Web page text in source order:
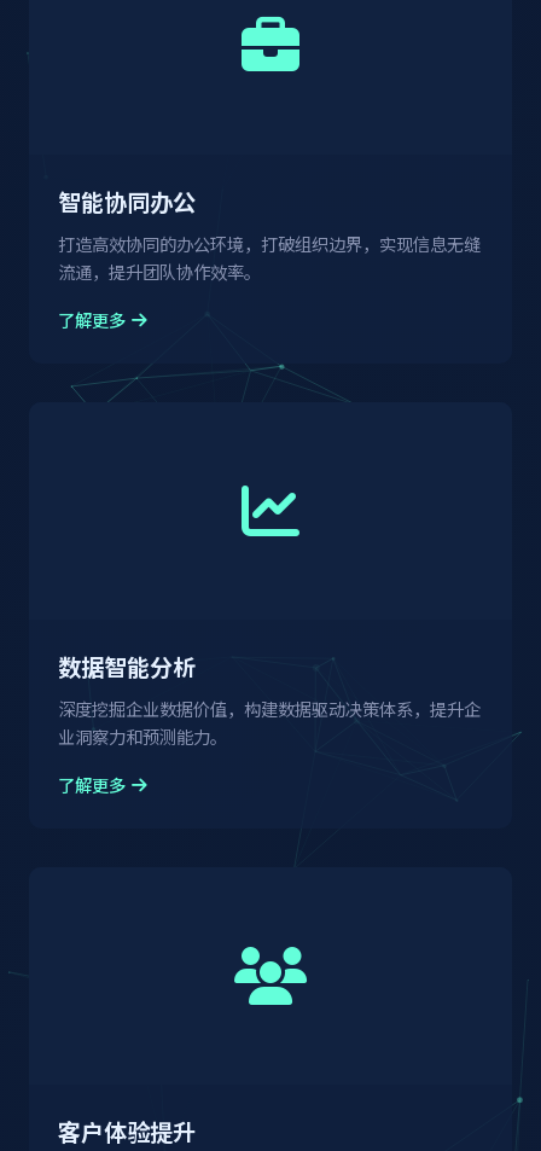
加大人才培养和引进力度，构建数字化人才梯队；
4) 制定数据战略，打破数据孤岛，建立统一的数
据治理体系；5) 采用敏捷方法，快速迭代，实现
智能协同办公
打造高效协同的办公环境，打破组织边界，实现信息无缝
流通，提升团队协作效率。
了解更多
数据智能分析
深度挖掘企业数据价值，构建数据驱动决策体系，提升企
业洞察力和预测能力。
了解更多
客户体验提升